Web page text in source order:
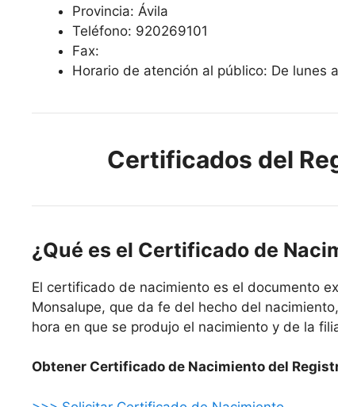
Provincia: Ávila
Teléfono: 920269101
Fax:
Horario de atención al público: De lunes
Certificados del
¿Qué es el Certificado de
El certificado de nacimiento es el documento
Monsalupe, que da fe del hecho del
hora en que se produjo el nacimiento y de la
Obtener Certificado de Nacimiento del